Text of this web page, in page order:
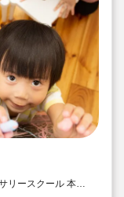
リースクール 本園